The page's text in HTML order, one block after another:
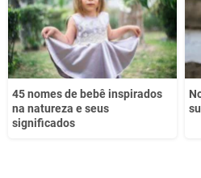
45 nomes de bebê inspirados
na natureza e seus
significados